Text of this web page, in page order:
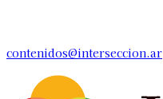
contenidos@interseccion.ar